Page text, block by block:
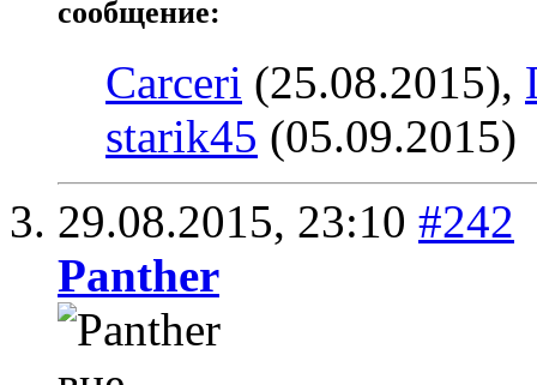
сообщение:
Carceri (25.08.2015),
starik45 (05.09.2015)
29.08.2015, 23:10 #242
Panther